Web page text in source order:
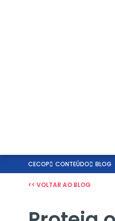
CECOP CONTEÚDO BLOG
<< VOLTAR AO BLOG